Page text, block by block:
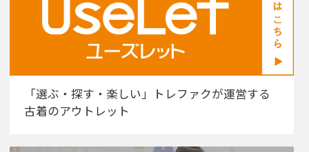
「選ぶ・探す・楽しい」トレファクが運営する
古着のアウトレット